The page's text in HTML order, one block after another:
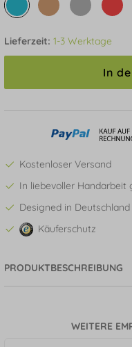
Lieferzeit: 1-3 Werktage
In
Kostenloser Versand
In liebevoller Handarbeit
Designed in Deutschland
Käuferschutz
PRODUKTBESCHREIBUNG
WEITERE